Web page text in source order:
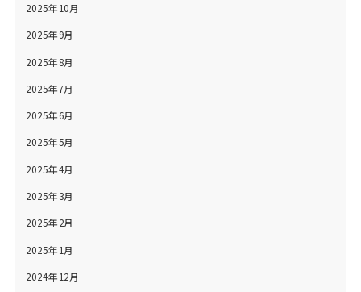
2025年10月
2025年9月
2025年8月
2025年7月
2025年6月
2025年5月
2025年4月
2025年3月
2025年2月
2025年1月
2024年12月